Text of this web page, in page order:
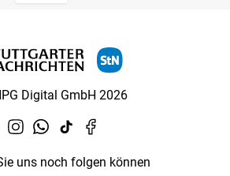
Digital GmbH 2026
uns noch folgen können